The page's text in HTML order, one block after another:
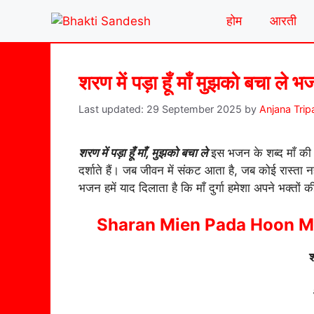
content
होम आरती
शरण में पड़ा हूँ माँ मुझको बचा ले
29 September 2025 by Anjana
शरण में पड़ा हूँ माँ, मुझको बचा लेइस भजन के शब्द माँ की
दर्शाते हैं। जब जीवन में संकट आता है, जब कोई रास्ता
भजन हमें याद दिलाता है कि माँ दुर्गा हमेशा अपने भक्तों
Sharan Mien Pada Hoon